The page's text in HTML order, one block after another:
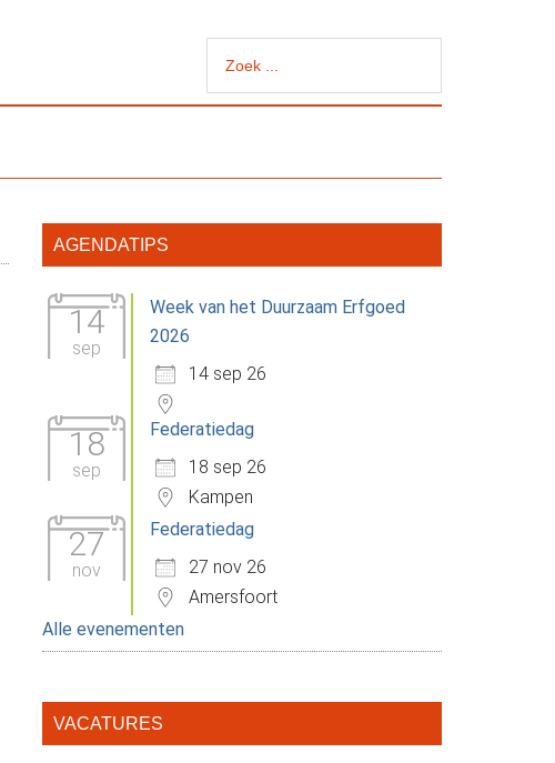
Primaire
AGENDATIPS
14
sep
Week van het Duurzaam Erfgoed
2026
14 sep 26
18
sep
Federatiedag
18 sep 26
Kampen
27
nov
Federatiedag
27 nov 26
Amersfoort
Alle evenementen
VACATURES